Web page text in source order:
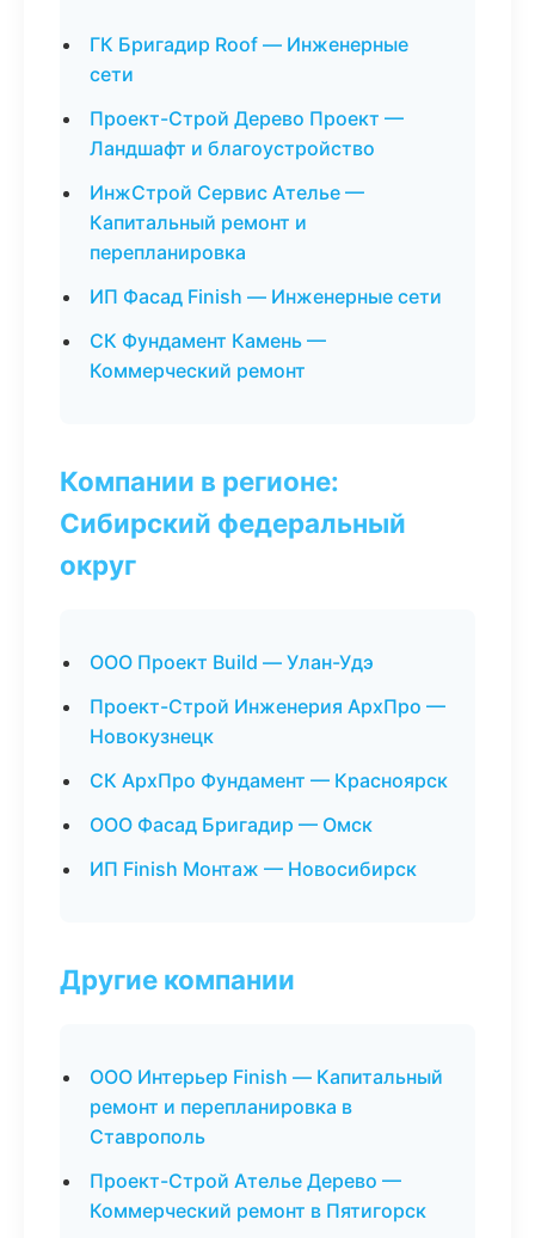
ГК Бригадир Roof — Инженерные
сети
Проект-Строй Дерево Проект —
Ландшафт и благоустройство
ИнжСтрой Сервис Ателье —
Капитальный ремонт и
перепланировка
ИП Фасад Finish — Инженерные сети
СК Фундамент Камень —
Коммерческий ремонт
Компании в регионе:
Сибирский федеральный
округ
ООО Проект Build — Улан-Удэ
Проект-Строй Инженерия АрхПро —
Новокузнецк
СК АрхПро Фундамент — Красноярск
ООО Фасад Бригадир — Омск
ИП Finish Монтаж — Новосибирск
Другие компании
ООО Интерьер Finish — Капитальный
ремонт и перепланировка в
Ставрополь
Проект-Строй Ателье Дерево —
Коммерческий ремонт в Пятигорск